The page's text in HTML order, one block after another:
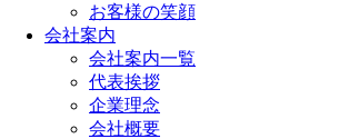
お客様の笑顔
会社案内
会社案内一覧
代表挨拶
企業理念
会社概要